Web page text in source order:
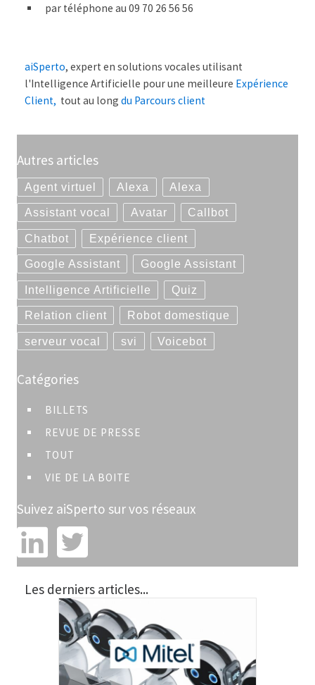
par téléphone au 09 70 26 56 56
aiSperto, expert en solutions vocales utilisant
l'Intelligence Artificielle pour une meilleure Expérience
Client, tout au long du Parcours client
Autres articles
Agent virtuel Alexa Alexa
Assistant vocal Avatar Callbot
Chatbot Expérience client
Google Assistant Google Assistant
Intelligence Artificielle Quiz
Relation client Robot domestique
serveur vocal svi Voicebot
Catégories
BILLETS
REVUE DE PRESSE
TOUT
VIE DE LA BOITE
Suivez aiSperto sur vos réseaux
Les derniers articles...